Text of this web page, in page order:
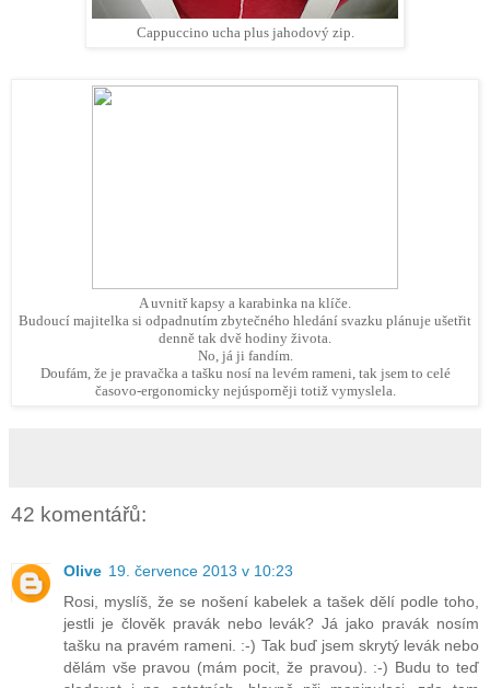
Cappuccino ucha plus jahodový zip.
A uvnitř kapsy a karabinka na klíče.
Budoucí majitelka si odpadnutím zbytečného hledání svazku plánuje ušetřit
denně tak dvě hodiny života.
No, já ji fandím.
Doufám, že je pravačka a tašku nosí na levém rameni, tak jsem to celé
časovo-ergonomicky nejúsporněji totiž vymyslela.
42 komentářů:
Olive 19. července 2013 v 10:23
Rosi, myslíš, že se nošení kabelek a tašek dělí podle toho,
jestli je člověk pravák nebo levák? Já jako pravák nosím
tašku na pravém rameni. :-) Tak buď jsem skrytý levák nebo
dělám vše pravou (mám pocit, že pravou). :-) Budu to teď